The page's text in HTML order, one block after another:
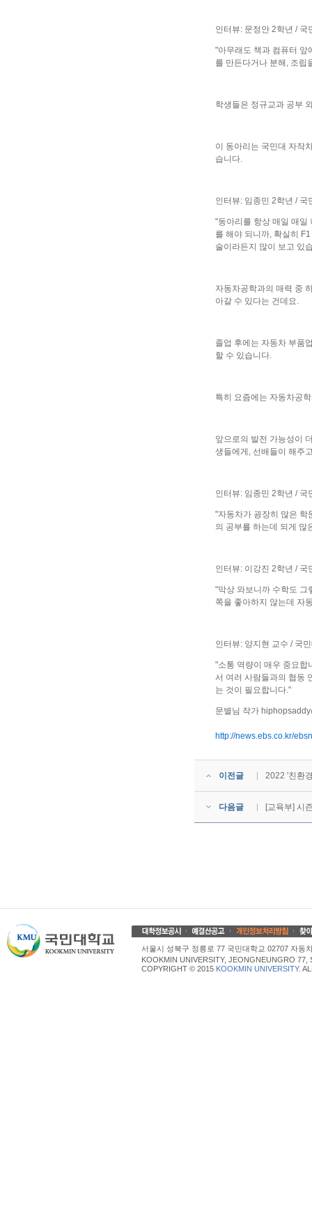
인터뷰: 문정안 2학년 / 국
"아무래도 책과 컴퓨터 앞
를 만든다거나 분해, 조립
학생들은 정규교과 공부
이 동아리는 국민대 자작
습니다.
인터뷰: 임종민 2학년 / 국
"동아리를 항상 매일 매일
를 해야 되니까, 확실히
술이라든지 많이 보고 있
자동차공학과의 매력 중
아갈 수 있다는 건데요.
졸업 후에는 자동차 부품
할 수 있습니다.
특히 요즘에는 자동차공
앞으로의 발전 가능성이
생들에게, 선배들이 해주
인터뷰: 임종민 2학년 / 국
"자동차가 굉장히 많은 학
의 공부를 하는데 되게 많
인터뷰: 이강진 2학년 / 국
"막상 와보니까 수학도 그
쪽을 좋아하지 않는데 자
인터뷰: 양지현 교수 / 국
"소통 역량이 매우 중요합
서 여러 사람들과의 협동
는 것이 필요합니다."
문별님 작가
http://news.ebs.co.kr/
이전글 2022 '친환
다음글 [교육부] 시
서울시 성북구 정릉로 77 국민대학교 02707 자동
KOOKMIN UNIVERSITY, JEONGNEUNGRO
COPYRIGHT © 2015 KOOKMIN UNIVERSITY.